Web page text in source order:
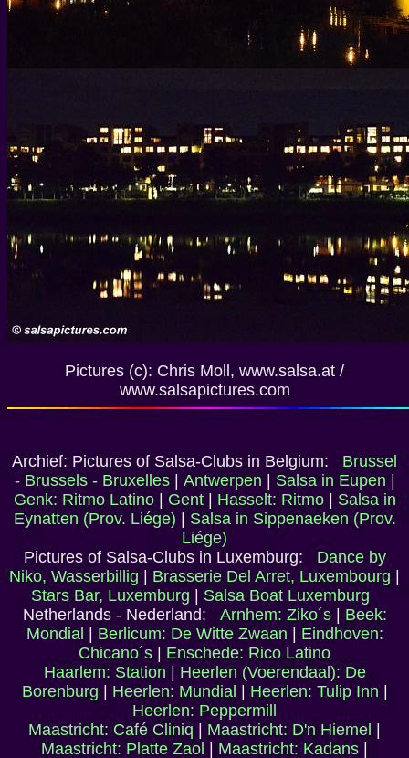
Pictures (c): Chris Moll, www.salsa.at /
www.salsapictures.com
Archief: Pictures of Salsa-Clubs in Belgium: Brussel
- Brussels - Bruxelles| Antwerpen Salsa in Eupen
Genk: Ritmo Latino| Gent| Hasselt: Ritmo| Salsa in
Eynatten (Prov. Liége)
Salsa in Sippenaeken (Prov.
Liége)
Pictures of Salsa-Clubs in Luxemburg: Dance by
Niko, Wasserbillig
Brasserie Del Arret, Luxembourg
Stars Bar, Luxemburg
Salsa Boat Luxemburg
Netherlands - Nederland: Arnhem: Ziko´s| Beek:
Mondial
Berlicum: De Witte Zwaan
Eindhoven:
Chicano´s
Enschede: Rico Latino
Haarlem: Station
Heerlen (Voerendaal): De
Borenburg
Heerlen: Mundial Heerlen: Tulip Inn
Heerlen: Peppermill
Maastricht: Café Cliniq
Maastricht: D'n Hiemel
Maastricht: Platte Zaol
Maastricht: Kadans